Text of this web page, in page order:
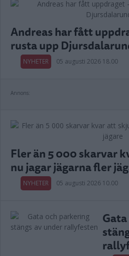
Andreas har fått
rusta upp
NYHETER 05 augusti 2026 18.00
Annons:
Fler än 5 000 skarvar
nu jagar jägarna fler
NYHETER 05 augusti 2026 10.00